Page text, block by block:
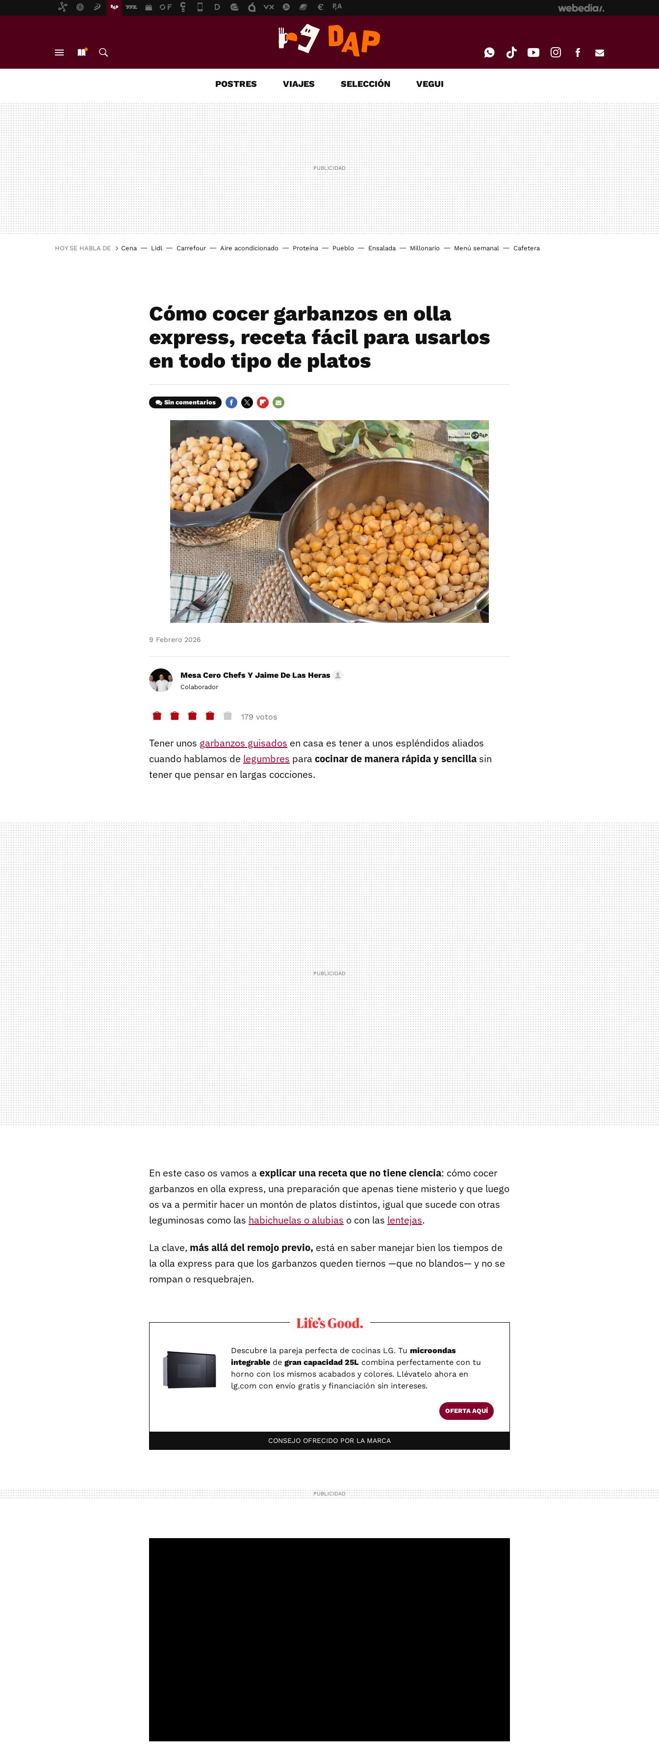
MAIL
POSTRES VIAJES SELECCIÓN VEGUI
HOY SE HABLA DE Cena Lidl Carrefour Aire acondicionado Proteína Pueblo Ensalada Millonario Menú semanal Cafetera
Cómo cocer garbanzos en olla
express, receta fácil para usarlos
en todo tipo de platos
Sin comentarios
MAIL
9 Febrero 2026
Mesa Cero Chefs Y Jaime De Las Heras
Colaborador
179 votos
Tener unos garbanzos guisados en casa es tener a unos espléndidos aliados
cuando hablamos de legumbres para cocinar de manera rápida y sencilla sin
tener que pensar en largas cocciones.
En este caso os vamos a explicar una receta que no tiene ciencia: cómo cocer
garbanzos en olla express, una preparación que apenas tiene misterio y que luego
os va a permitir hacer un montón de platos distintos, igual que sucede con otras
leguminosas como las habichuelas o alubias o con las lentejas.
La clave, más allá del remojo previo, está en saber manejar bien los tiempos de
la olla express para que los garbanzos queden tiernos —que no blandos— y no se
rompan o resquebrajen.
Descubre la pareja perfecta de cocinas LG. Tu microondas
integrable de gran capacidad 25L combina perfectamente con tu
horno con los mismos acabados y colores. Llévatelo ahora en
lg.com con envío gratis y financiación sin intereses.
OFERTA AQUÍ
CONSEJO OFRECIDO POR LA MARCA